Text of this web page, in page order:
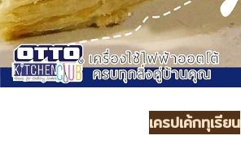
เครปเค้กทุเรียน